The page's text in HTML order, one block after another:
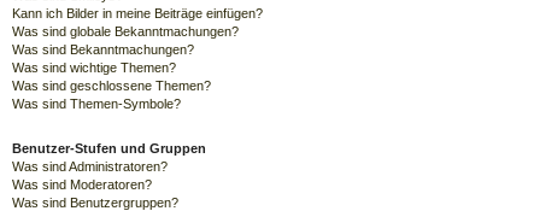
Kann ich Bilder in meine Beiträge einfügen?
Was sind globale Bekanntmachungen?
Was sind Bekanntmachungen?
Was sind wichtige Themen?
Was sind geschlossene Themen?
Was sind Themen-Symbole?
Benutzer-Stufen und Gruppen
Was sind Administratoren?
Was sind Moderatoren?
Was sind Benutzergruppen?